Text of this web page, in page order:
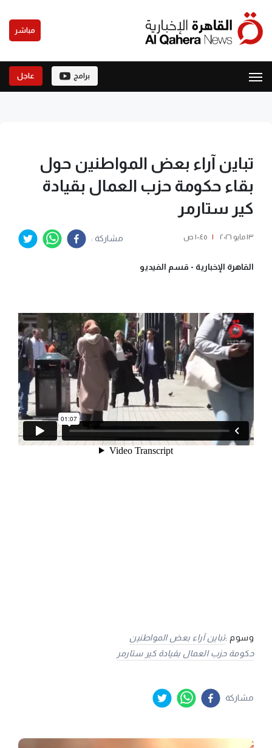
مباشر
برامج عاجل
تباين آراء بعض المواطنين حول
بقاء حكومة حزب العمال بقيادة
كير ستارمر
١٣ مايو ٢٠٢٦ | ١٠:٤٥ ص مشاركة :
القاهرة الإخبارية - قسم الفيديو
وسوم :تباين آراء بعض المواطنين
حكومة حزب العمال بقيادة كير ستارمر
مشاركة